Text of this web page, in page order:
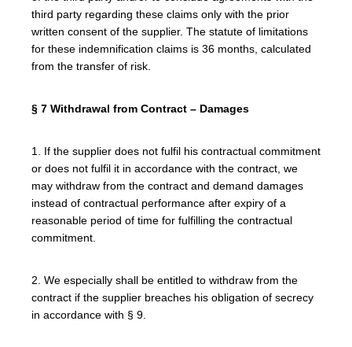
third party regarding these claims only with the prior
written consent of the supplier. The statute of limitations
for these indemnification claims is 36 months, calculated
from the transfer of risk.
§ 7 Withdrawal from Contract – Damages
1. If the supplier does not fulfil his contractual commitment
or does not fulfil it in accordance with the contract, we
may withdraw from the contract and demand damages
instead of contractual performance after expiry of a
reasonable period of time for fulfilling the contractual
commitment.
2. We especially shall be entitled to withdraw from the
contract if the supplier breaches his obligation of secrecy
in accordance with § 9.